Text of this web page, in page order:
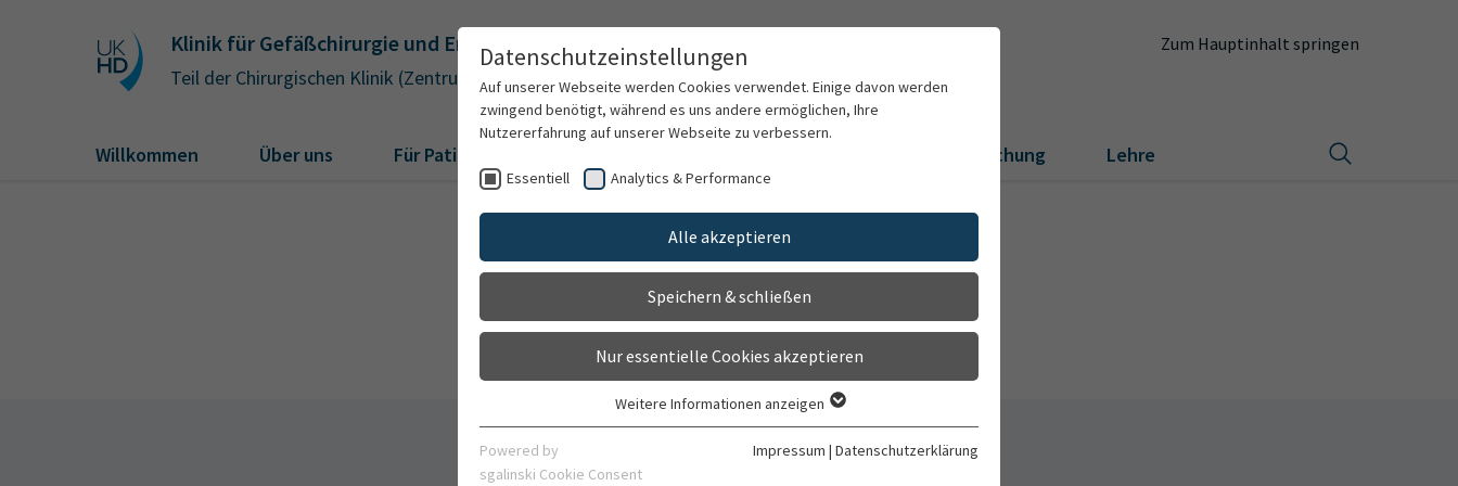
Klinik für Gefäßchirurgie und Endovaskuläre Chirurgie
Teil der Chirurgischen Klinik (Zentrum)
Zum Hauptinhalt springen
Willkommen Über uns Für Patienten Forschung Lehre
Mitarbeiter
Datenschutzeinstellungen
Auf unserer Webseite werden Cookies verwendet. Einige davon werden
zwingend benötigt, während es uns andere ermöglichen, Ihre
Nutzererfahrung auf unserer Webseite zu verbessern.
Essentiell Analytics & Performance
Alle akzeptieren
Speichern & schließen
Nur essentielle Cookies akzeptieren
Essentielle Cookies werden für grundlegende Funktionen der Webseite
benötigt. Dadurch ist gewährleistet, dass die Webseite einwandfrei
Weitere Informationen anzeigen
Powered by
sgalinski Cookie Consent
Impressum | Datenschutzerklärung